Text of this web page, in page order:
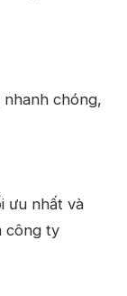
chóng,
ưu nhất và
công ty